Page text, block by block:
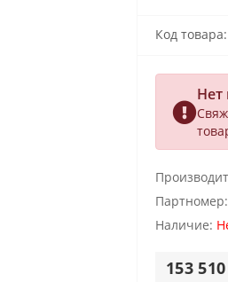
Код товара:
Нет
Партномер:
Наличие:
153